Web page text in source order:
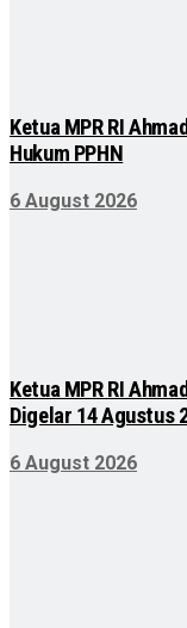
Ketua MPR RI
Hukum PPHN
6 August 2026
Ketua MPR RI
Digelar 14 Agustus
6 August 2026